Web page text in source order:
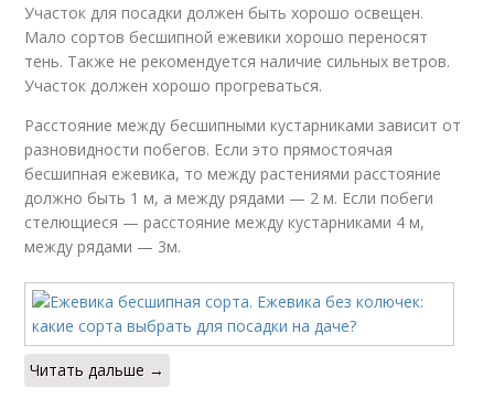
Участок для посадки должен быть хорошо освещен.
Мало сортов бесшипной ежевики хорошо переносят
тень. Также не рекомендуется наличие сильных ветров.
Участок должен хорошо прогреваться.
Расстояние между бесшипными кустарниками зависит от
разновидности побегов. Если это прямостоячая
бесшипная ежевика, то между растениями расстояние
должно быть 1 м, а между рядами — 2 м. Если побеги
стелющиеся — расстояние между кустарниками 4 м,
между рядами — 3м.
Читать дальше →